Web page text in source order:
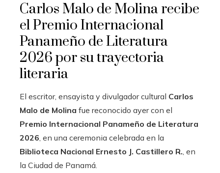
Carlos Malo de Molina recibe
el Premio Internacional
Panameño de Literatura
2026 por su trayectoria
literaria
El escritor, ensayista y divulgador cultural Carlos
Malo de Molina fue reconocido ayer con el
Premio Internacional Panameño de Literatura
2026, en una ceremonia celebrada en la
Biblioteca Nacional Ernesto J. Castillero R., en
la Ciudad de Panamá.